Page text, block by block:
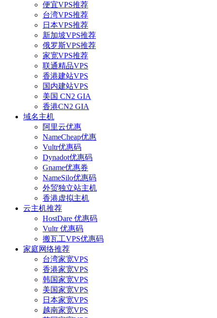
便宜VPS推荐
台湾VPS推荐
日本VPS推荐
新加坡VPS推荐
俄罗斯VPS推荐
家宽VPS推荐
联通精品VPS
香港建站VPS
国内建站VPS
美国 CN2 GIA
香港CN2 GIA
域名主机
阿里云优惠
NameCheap优惠
Vultr优惠码
Dynadot优惠码
Gname优惠券
NameSilo优惠码
外贸独立站主机
香港虚拟主机
云主机推荐
HostDare 优惠码
Vultr 优惠码
搬瓦工VPS优惠码
家庭网络推荐
台湾家宽VPS
香港家宽VPS
韩国家宽VPS
美国家宽VPS
日本家宽VPS
越南家宽VPS